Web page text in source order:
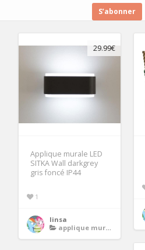
S’abonner
29.99€
Applique murale LED
SITKA Wall darkgrey
gris foncé IP44
1
linsa
applique murale led